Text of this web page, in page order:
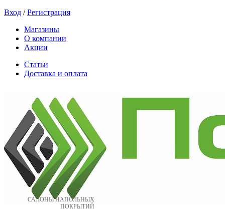
Вход /Регистрация
Магазины
О компании
Акции
Статьи
Доставка и оплата
САЛОНЫ НАПОЛЬНЫХ
ПОКРЫТИЙ